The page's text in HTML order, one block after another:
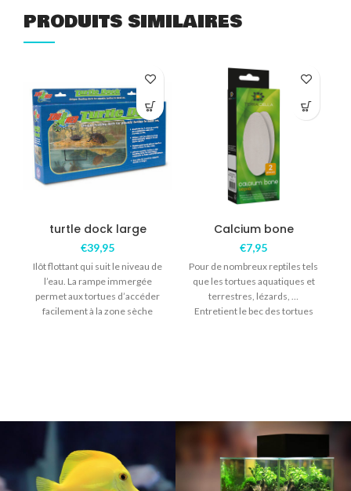
PRODUITS SIMILAIRES
turtle dock large
€39,95
Ilôt flottant qui suit le niveau de
l’eau. La rampe immergée
permet aux tortues d’accéder
facilement à la zone sèche
Calcium bone
€7,95
Pour de nombreux reptiles tels
que les tortues aquatiques et
terrestres, lézards, …
Entretient le bec des tortues